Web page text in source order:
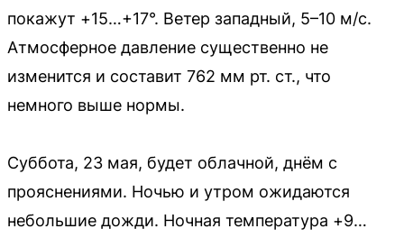
покажут +15…+17°. Ветер западный, 5–10 м/с.
Атмосферное давление существенно не
изменится и составит 762 мм рт. ст., что
немного выше нормы.
Суббота, 23 мая, будет облачной, днём с
прояснениями. Ночью и утром ожидаются
небольшие дожди. Ночная температура +9…